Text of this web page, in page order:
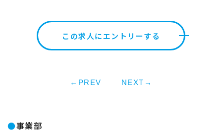
この求人にエントリーする
←PREV NEXT→
事業部